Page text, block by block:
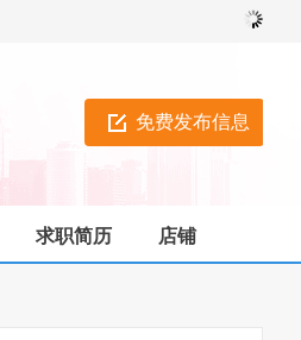
免费发布信息
求职简历 店铺